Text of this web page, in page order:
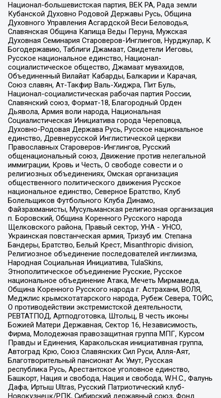
Национал-большевистская партия, ВЕК РА, Рада земли
Кубанской Духовно Родовой Державы Русь, Община
Духовного Управления Асгардской Веси Беловодья,
Славянская Община Капища Веды Перуна, Мужская
Духовная Семинария Староверов-Инглингов, Нурджулар, К
Богодержавию, Таблиги Джамаат, Свидетели Иеговы,
Русское национальное единство, Национал-
социалистическое общество, Джамаат мувахидов,
Объединенный Вилайат Кабарды, Балкарии и Карачая,
Союз славян, Ат-Такфир Валь-Хиджра, Пит Буль,
Национал-социалистическая рабочая партия России,
Славянский союз, Формат-18, Благородный Орден
Дьявола, Армия воли народа, Национальная
Социалистическая Инициатива города Череповца,
Духовно-Родовая Держава Русь, Русское национальное
единство, Древнерусской Инглистической церкви
Православных Староверов-Инглингов, Русский
общенациональный союз, Движение против нелегальной
иммиграции, Кровь и Честь, О свободе совести и о
религиозных объединениях, Омская организация
общественного политического движения Русское
национальное единство, Северное Братство, Клуб
Болельщиков Футбольного Клуба Динамо,
Файзрахманисты, Мусульманская религиозная организация
п. Боровский, Община Коренного Русского народа
Щелковского района, Правый сектор, УНА - УНСО,
Украинская повстанческая армия, Тризуб им. Степана
Бандеры, Братство, Белый Крест, Misanthropic division,
Религиозное объединение последователей инглиизма,
Народная Социальная Инициатива, TulaSkins,
Этнополитическое объединение Русские, Русское
национальное объединение Атака, Мечеть Мирмамеда,
Община Коренного Русского народа г. Астрахани, ВОЛЯ,
Меджлис крымскотатарского народа, Рубеж Севера, ТОЙС,
О противодействии экстремистской деятельности,
РЕВТАТПОД, Артподготовка, Штольц, В честь иконы
Божией Матери Державная, Сектор 16, Независимость,
Фирма, Молодежная правозащитная группа МПГ, Курсом
Правды и Единения, Каракольская инициативная группа,
Автоград Крю, Союз Славянских Сил Руси, Алля-Аят,
Благотворительный пансионат Ак Умут, Русская
республика Русь, Арестантское уголовное единство,
Башкорт, Нация и свобода, Нация и свобода, W.H.С., Фалунь
Дафа, Иртыш Ultras, Русский Патриотический клуб-
Новокузнецк/РПК, Сибирский державный союз, Фонд